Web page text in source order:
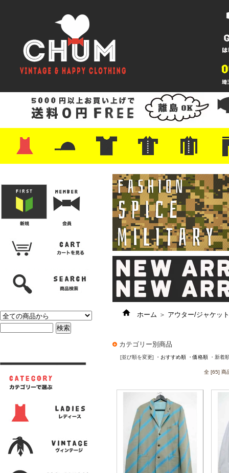
・レザーシューズ/スニーカー
・プリントTシャツ
・バンド/ツアー
・キャラクター
・Nike/adidas/スポーツ
・チャンピオン
・サーフ/スケート
・ボーダー/総柄/無地
・フットボール/リンガー
・タンクトップ/NBA・ポロシャツ
・半袖シャツ
・アロハ/サーフ/ボーリング
・ラルフ/ブランド
・無地/チェック/ストラ
・ワーク/ミリタリー/ウ
ン
・ネル/ウール ・ショ
・アウ
・ジー
・
・ミリ
・コー
・コッ
・オー
・ジャ
ン
ホーム ＞ アウター/ジャケット
カテゴリー別商品
[並び順を変更] ・おすすめ順 ・価格順 ・新着
全 [65] 商